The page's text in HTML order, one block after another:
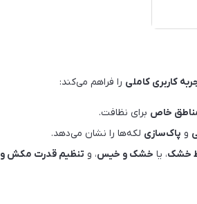
کاربری کاملی را فراهم می‌کند:
خاص برای نظافت.
و پاک‌سازی لکه‌ها را نشان می‌دهد.
خشک، یا خشک و خیس، و تنظیم قدرت مکش و